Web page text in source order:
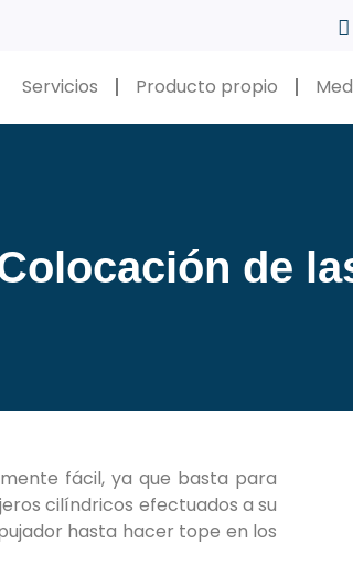
Servicios Producto propio
de
fácil, ya que basta para
cilíndricos efectuados a su
hasta hacer tope en los